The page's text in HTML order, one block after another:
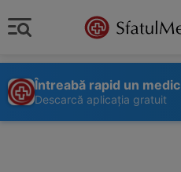
Întreabă rapid un medic
Descarcă aplicația gratuit